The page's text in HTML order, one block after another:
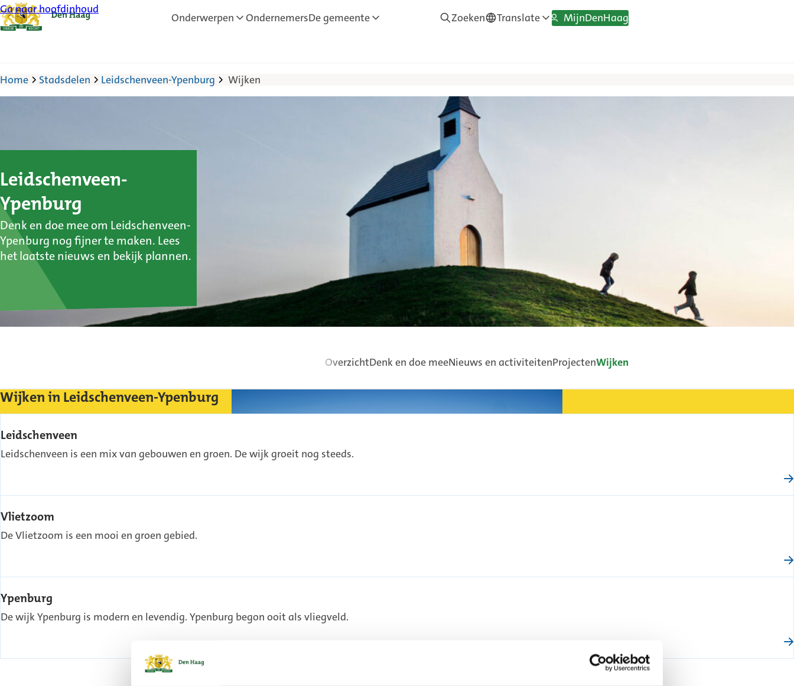
Ga naar hoofdinhoud
Onderwerpen OndernemersDe gemeente Zoeken Translate
—
MijnDenHaag
Home Stadsdelen Leidschenveen-Ypenburg Wijken
Leidschenveen-
Ypenburg
Wijken
Denk en doe mee om Leidschenveen-
Ypenburg nog fijner te maken. Lees
het laatste nieuws en bekijk plannen.
Gebruik
het
OverzichtDenk en doe meeNieuws en activiteitenProjectenWijken
Wijken in Leidschenveen-Ypenburg
Leidschenveen
Leidschenveen is een mix van gebouwen en groen. De wijk groeit nog steeds.
Vlietzoom
De Vlietzoom is een mooi en groen gebied.
Ypenburg
De wijk Ypenburg is modern en levendig. Ypenburg begon ooit als vliegveld.